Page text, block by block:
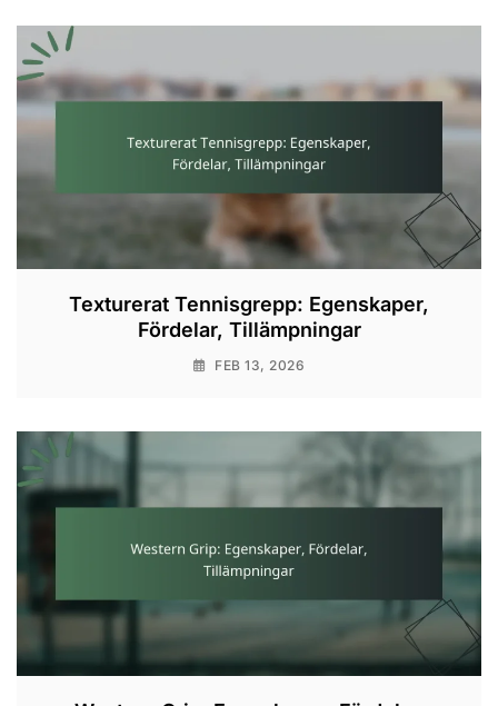
Texturerat Tennisgrepp: Egenskaper,
Fördelar, Tillämpningar
FEB 13, 2026